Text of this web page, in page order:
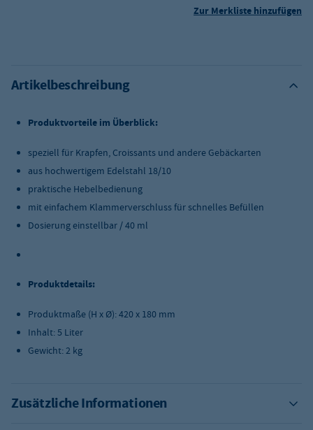
Zur Merkliste hinzufügen
Artikelbeschreibung
Produktvorteile im Überblick:
speziell für Krapfen, Croissants und andere Gebäckarten
aus hochwertigem Edelstahl 18/10
praktische Hebelbedienung
mit einfachem Klammerverschluss für schnelles Befüllen
Dosierung einstellbar / 40 ml
Produktdetails:
Produktmaße (H x Ø): 420 x 180 mm
Inhalt: 5 Liter
Gewicht: 2 kg
Zusätzliche Informationen